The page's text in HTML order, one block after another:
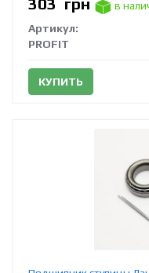
303 грн
в
Артикул:
PROFIT
КУПИТЬ